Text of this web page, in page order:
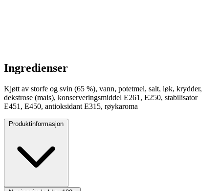
Ingredienser
Kjøtt av storfe og svin (65 %), vann, potetmel, salt, løk, krydder,
dekstrose (mais), konserveringsmiddel E261, E250, stabilisator
E451, E450, antioksidant E315, røykaroma
Produktinformasjon